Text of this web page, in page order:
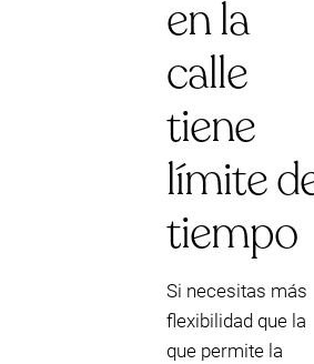
en la
calle
tiene
límite
tiempo
Si necesitas más
flexibilidad que la
que permite la